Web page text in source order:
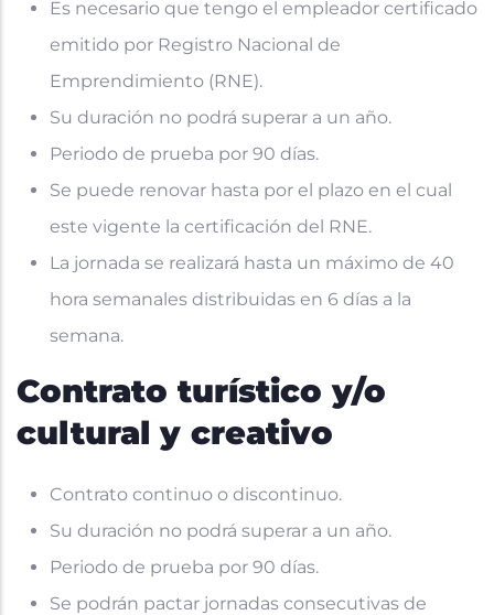
Es necesario que tengo el empleador certificado
emitido por Registro Nacional de
Emprendimiento (RNE).
Su duración no podrá superar a un año.
Periodo de prueba por 90 días.
Se puede renovar hasta por el plazo en el cual
este vigente la certificación del RNE.
La jornada se realizará hasta un máximo de 40
hora semanales distribuidas en 6 días a la
semana.
Contrato turístico y/o
cultural y creativo
Contrato continuo o discontinuo.
Su duración no podrá superar a un año.
Periodo de prueba por 90 días.
Se podrán pactar jornadas consecutivas de